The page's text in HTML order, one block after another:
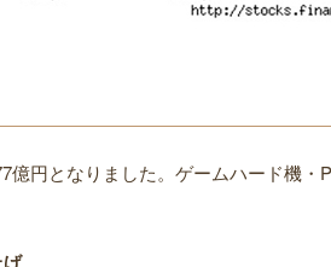
円となりました。ゲームハード機・